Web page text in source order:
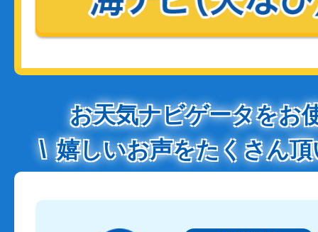
お天気ナビゲータをお
嬉しいお声をたくさん